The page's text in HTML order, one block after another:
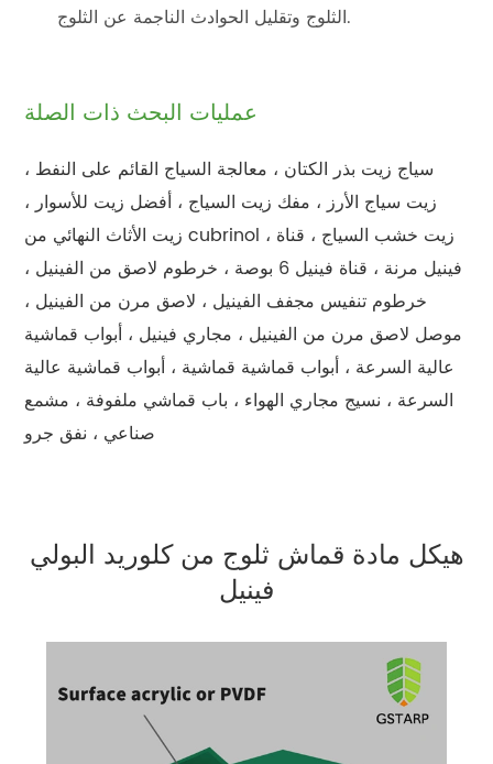
الثلوج وتقليل الحوادث الناجمة عن الثلوج.
عمليات البحث ذات الصلة
سياج زيت بذر الكتان ، معالجة السياج القائم على النفط ،
زيت سياج الأرز ، مفك زيت السياج ، أفضل زيت للأسوار ،
زيت الأثاث النهائي من cubrinol ، زيت خشب السياج ، قناة
فينيل مرنة ، قناة فينيل 6 بوصة ، خرطوم لاصق من الفينيل ،
خرطوم تنفيس مجفف الفينيل ، لاصق مرن من الفينيل ،
موصل لاصق مرن من الفينيل ، مجاري فينيل ، أبواب قماشية
عالية السرعة ، أبواب قماشية قماشية ، أبواب قماشية عالية
السرعة ، نسيج مجاري الهواء ، باب قماشي ملفوفة ، مشمع
صناعي ، نفق جرو
هيكل مادة قماش ثلوج من كلوريد البولي
فينيل